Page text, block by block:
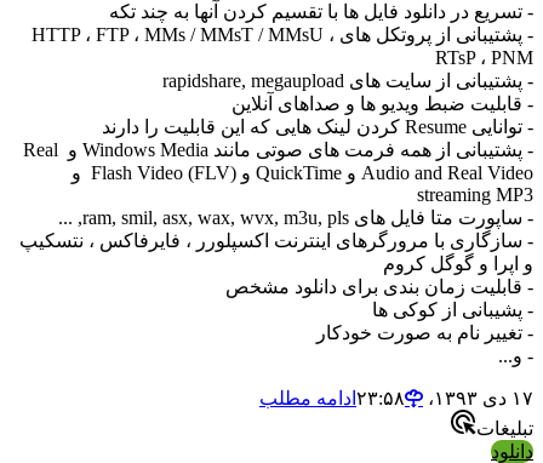
- تسریع در دانلود فایل ها با تقسیم کردن آنها به چند تکه
- پشتیبانی از پروتکل های HTTP ، FTP ، MMs / MMsT / MMsU ،
RTsP ، PNM
- پشتیبانی از سایت های rapidshare, megaupload
- قابلیت ضبط ویدیو ها و صداهای آنلاین
- توانایی Resume کردن لینک هایی که این قابلیت را دارند
- پشتیبانی از همه فرمت های صوتی مانند Windows Media و Real
Audio and Real Video و QuickTime و Flash Video (FLV) و
streaming MP3
- ساپورت متا فایل های ram, smil, asx, wax, wvx, m3u, pls, ...
- سازگاری با مرورگرهای اینترنت اکسپلورر ، فایرفاکس ، نتسکیپ
و اپرا و گوگل کروم
- قابلیت زمان بندی برای دانلود مشخص
- پشیبانی از کوکی ها
- تغییر نام به صورت خودکار
- و...
۱۷ دی ۱۳۹۳،‏ ۲۳:۵۸
ادامه مطلب
تبلیغات
دانلود